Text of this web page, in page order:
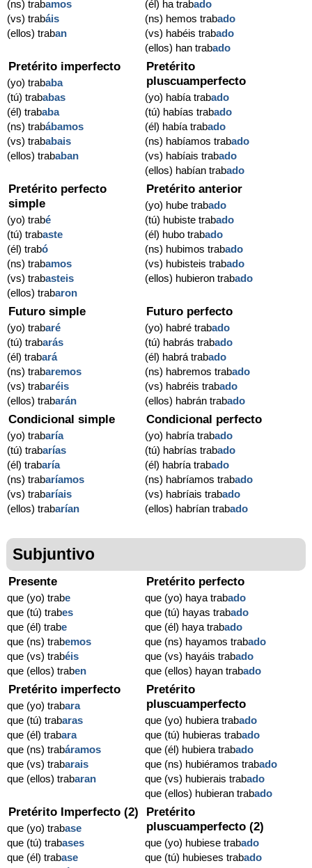
(ns) trabamos
(vs) trabáis
(ellos) traban
(él) ha trabado
(ns) hemos trabado
(vs) habéis trabado
(ellos) han trabado
Pretérito imperfecto
(yo) trababa
(tú) trababas
(él) trababa
(ns) trabábamos
(vs) trababais
(ellos) trababan
Pretérito
pluscuamperfecto
(yo) había trabado
(tú) habías trabado
(él) había trabado
(ns) habíamos trabado
(vs) habíais trabado
(ellos) habían trabado
Pretérito perfecto
simple
(yo) trabé
(tú) trabaste
(él) trabó
(ns) trabamos
(vs) trabasteis
(ellos) trabaron
Pretérito anterior
(yo) hube trabado
(tú) hubiste trabado
(él) hubo trabado
(ns) hubimos trabado
(vs) hubisteis trabado
(ellos) hubieron trabado
Futuro simple
(yo) trabaré
(tú) trabarás
(él) trabará
(ns) trabaremos
(vs) trabaréis
(ellos) trabarán
Futuro perfecto
(yo) habré trabado
(tú) habrás trabado
(él) habrá trabado
(ns) habremos trabado
(vs) habréis trabado
(ellos) habrán trabado
Condicional simple
(yo) trabaría
(tú) trabarías
(él) trabaría
(ns) trabaríamos
(vs) trabaríais
(ellos) trabarían
Condicional perfecto
(yo) habría trabado
(tú) habrías trabado
(él) habría trabado
(ns) habríamos trabado
(vs) habríais trabado
(ellos) habrían trabado
Subjuntivo
Presente
que (yo) trabe
que (tú) trabes
que (él) trabe
que (ns) trabemos
que (vs) trabéis
que (ellos) traben
Pretérito perfecto
que (yo) haya trabado
que (tú) hayas trabado
que (él) haya trabado
que (ns) hayamos trabado
que (vs) hayáis trabado
que (ellos) hayan trabado
Pretérito imperfecto
que (yo) trabara
que (tú) trabaras
que (él) trabara
que (ns) trabáramos
que (vs) trabarais
que (ellos) trabaran
Pretérito
pluscuamperfecto
que (yo) hubiera trabado
que (tú) hubieras trabado
que (él) hubiera trabado
que (ns) hubiéramos trabado
que (vs) hubierais trabado
que (ellos) hubieran trabado
Pretérito Imperfecto (2)
que (yo) trabase
que (tú) trabases
que (él) trabase
Pretérito
pluscuamperfecto (2)
que (yo) hubiese trabado
que (tú) hubieses trabado